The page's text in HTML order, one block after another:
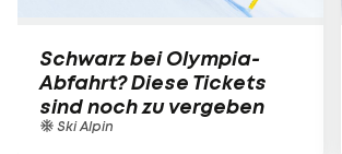
Schwarz bei Olympia-
Abfahrt? Diese Tickets
sind noch zu vergeben
Ski Alpin